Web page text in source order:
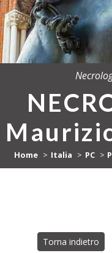
Home Italia PC
Torna indietro